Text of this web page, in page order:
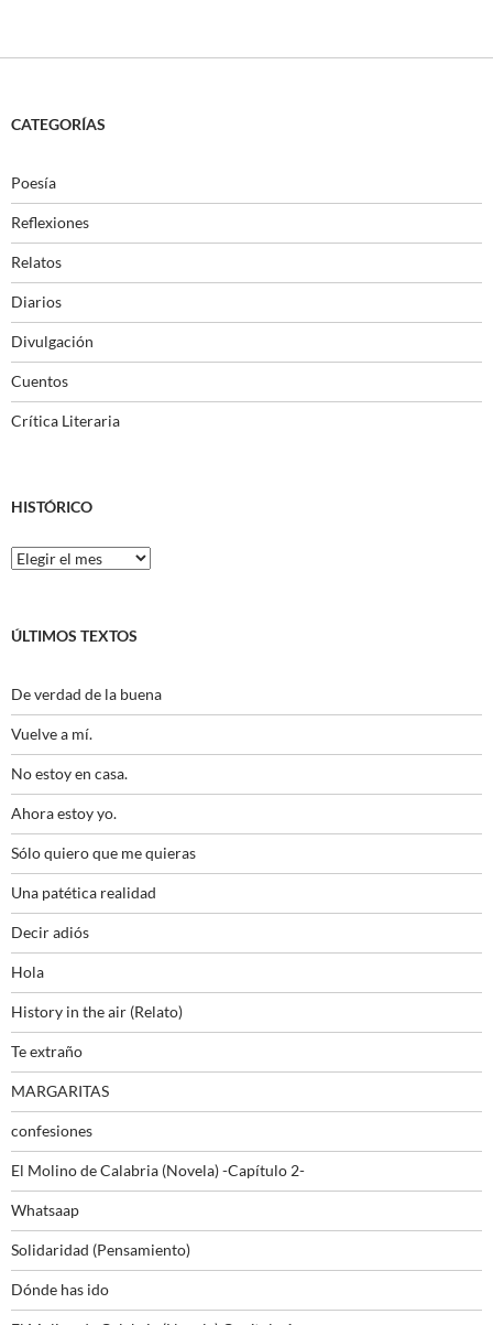
CATEGORÍAS
Poesía
Reflexiones
Relatos
Diarios
Divulgación
Cuentos
Crítica Literaria
HISTÓRICO
Histórico
ÚLTIMOS TEXTOS
De verdad de la buena
Vuelve a mí.
No estoy en casa.
Ahora estoy yo.
Sólo quiero que me quieras
Una patética realidad
Decir adiós
Hola
History in the air (Relato)
Te extraño
MARGARITAS
confesiones
El Molino de Calabria (Novela) -Capítulo 2-
Whatsaap
Solidaridad (Pensamiento)
Dónde has ido